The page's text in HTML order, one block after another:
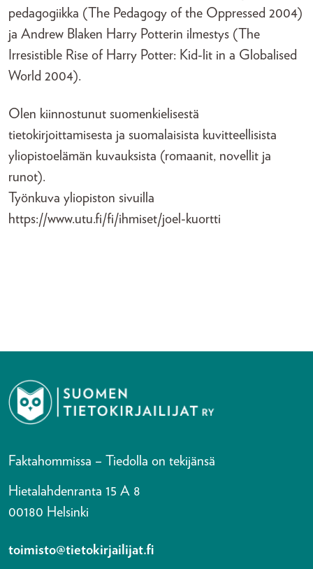
pedagogiikka (The Pedagogy of the Oppressed 2004)
ja Andrew Blaken Harry Potterin ilmestys (The
Irresistible Rise of Harry Potter: Kid-lit in a Globalised
World 2004).
Olen kiinnostunut suomenkielisestä
tietokirjoittamisesta ja suomalaisista kuvitteellisista
yliopistoelämän kuvauksista (romaanit, novellit ja
runot).
Työnkuva yliopiston sivuilla
https://www.utu.fi/fi/ihmiset/joel-kuortti
Faktahommissa – Tiedolla on tekijänsä
Hietalahdenranta 15 A 8
00180 Helsinki
toimisto@tietokirjailijat.fi